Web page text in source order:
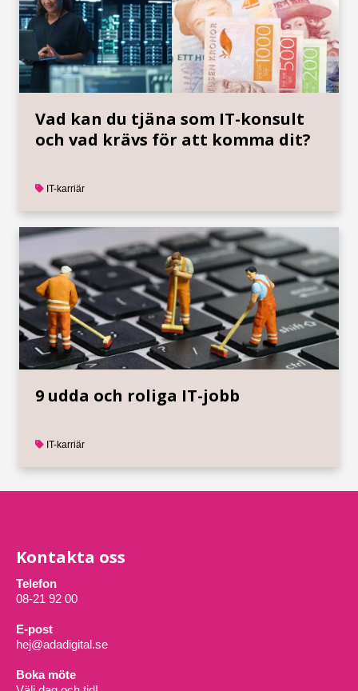
Vad kan du tjäna som IT-konsult
och vad krävs för att komma dit?
IT-karriär
9 udda och roliga IT-jobb
IT-karriär
Kontakta oss
Telefon
08-21 92 00
E-post
hej@adadigital.se
Boka möte